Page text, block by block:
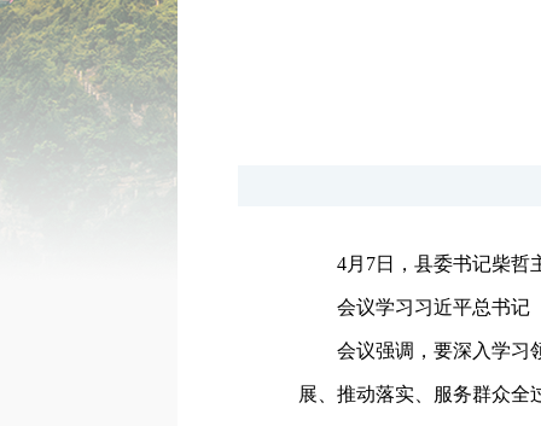
4月7日，县委书记柴哲
会议学习习近平总书记
会议强调，要深入学习
展、推动落实、服务群众全